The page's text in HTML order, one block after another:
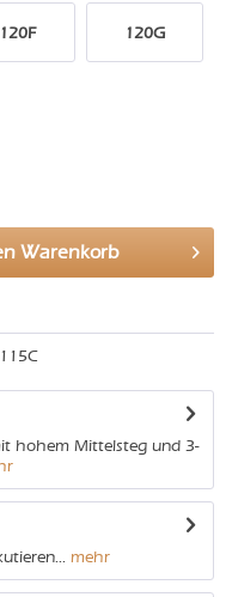
120F 120G
Warenkorb
hohem Mittelsteg und 3-
mehr